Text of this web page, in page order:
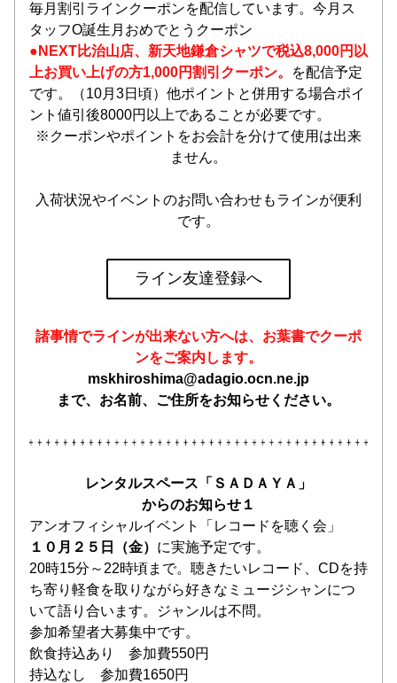
毎月割引ラインクーポンを配信しています。今月ス
タッフO誕生月おめでとうクーポン
●NEXT比治山店、新天地鎌倉シャツで税込8,000円以
上お買い上げの方1,000円割引クーポン。
を配信予定
です。（10月3日頃）他ポイントと併用する場合ポイ
ント値引後8000円以上であることが必要です。
※クーポンやポイントをお会計を分けて使用は出来
ません。
入荷状況やイベントのお問い合わせもラインが便利
です。
ライン友達登録へ
諸事情でラインが出来ない方へは、お葉書でクーポ
ンをご案内します。
mskhiroshima@adagio.ocn.ne.jp
まで、お名前、ご住所をお知らせください。
レンタルスペース「ＳＡＤＡＹＡ」
からのお知らせ１
アンオフィシャルイベント「レコードを聴く会」
１０月２５日（金） に実施予定です。
20時15分～22時頃まで。聴きたいレコード、CDを持
ち寄り軽食を取りながら好きなミュージシャンにつ
いて語り合います。ジャンルは不問。
参加希望者大募集中です。
飲食持込あり　参加費550円
持込なし　参加費1650円